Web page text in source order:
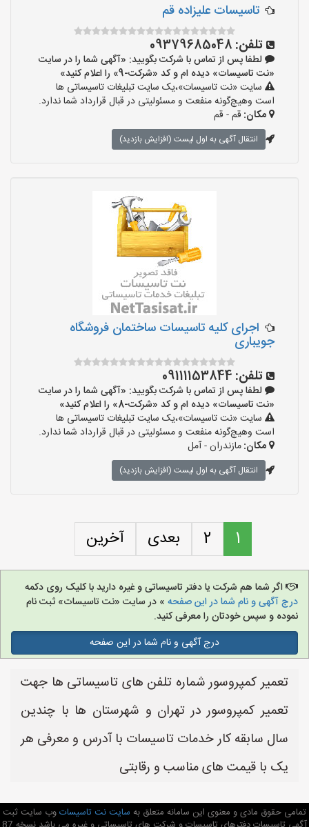
تاسیسات علیزاده قم
تلفن: 09379685048
لطفا پس از تماس با شرکت بگویید: «آگهی شما را در سایت
«نت تاسیسات» دیده ام و کد «شرکت-9» را اعلام کنید»
سایت «نت تاسیسات»،یک سایت تبلیغات تاسیساتی ها
است وهیچ‌گونه منفعت و مسئولیتی در قبال قرارداد شما ندارد.
مکان: قم - قم
انتقال آگهی به اول لیست (افزایش بازدید)
اجرای کلیه تاسیسات ساختمان فروشگاه
جویباری
تلفن: 09111153844
لطفا پس از تماس با شرکت بگویید: «آگهی شما را در سایت
«نت تاسیسات» دیده ام و کد «شرکت-8» را اعلام کنید»
سایت «نت تاسیسات»،یک سایت تبلیغات تاسیساتی ها
است وهیچ‌گونه منفعت و مسئولیتی در قبال قرارداد شما ندارد.
مکان:مازندران - آمل
انتقال آگهی به اول لیست (افزایش بازدید)
1
2 بعدی آخرین
اگر شما هم شرکت یا دفتر تاسیساتی و غیره دارید با کلیک روی دکمه
درج آگهی و نام شما در این صفحه » در سایت «نت تاسیسات» ثبت نام
نموده و سپس خودتان را معرفی کنید.
درج آگهی و نام شما در این صفحه
تعمیر کمپروسور شماره تلفن های تاسیساتی ها جهت
تعمیر کمپروسور در تهران و شهرستان ها با چندین
سال سابقه کار خدمات تاسیسات با آدرس و معرفی هر
یک با قیمت های مناسب و رقابتی
تمامی حقوق مادی و معنوی این سامانه متعلق به سایت نت تاسیساتوب سایت ثبت